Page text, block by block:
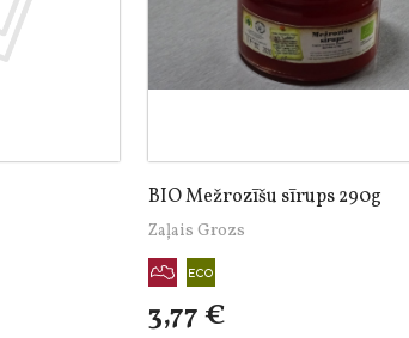
BIO Mežrozīšu sīrups 290g
Zaļais Grozs
3,77 €